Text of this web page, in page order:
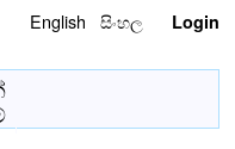
English සිංහල Login